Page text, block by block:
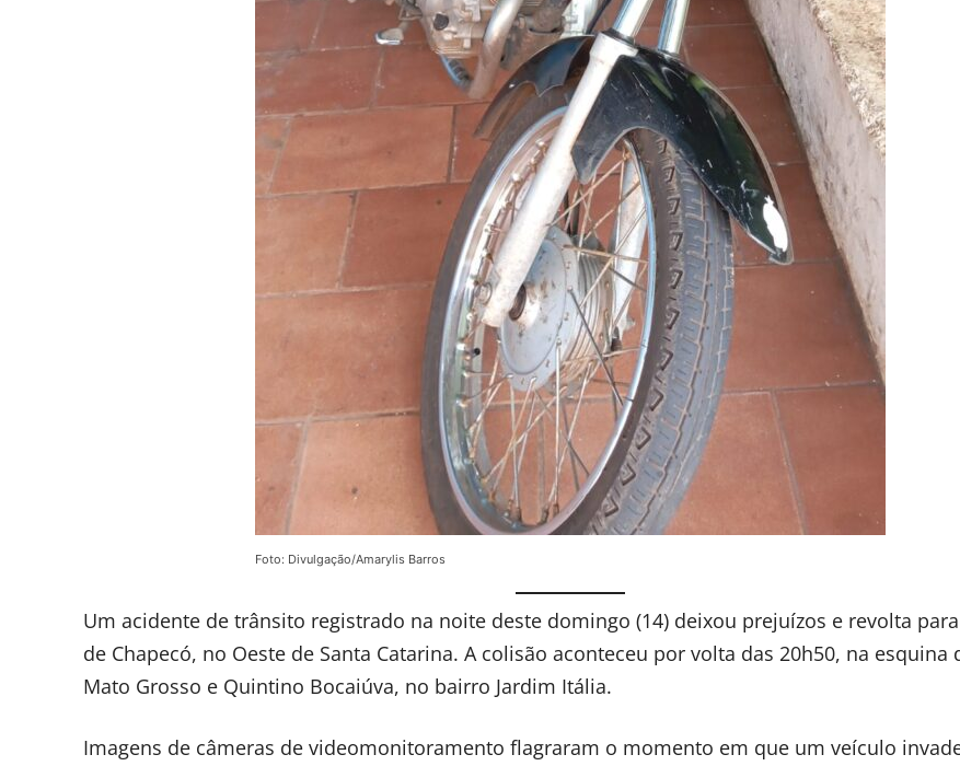
Foto: Divulgação/Amarylis Barros
Um acidente de trânsito registrado na noite deste domingo (14) deixou prejuízos e revolta
de Chapecó, no Oeste de Santa Catarina. A colisão aconteceu por volta das 20h50, na esquina
Mato Grosso e Quintino Bocaiúva, no bairro Jardim Itália.
Imagens de câmeras de videomonitoramento flagraram o momento em que um veículo